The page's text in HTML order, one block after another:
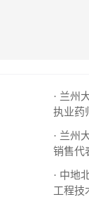
· 兰州
执业药
· 兰州
销售代
· 中地
工程技